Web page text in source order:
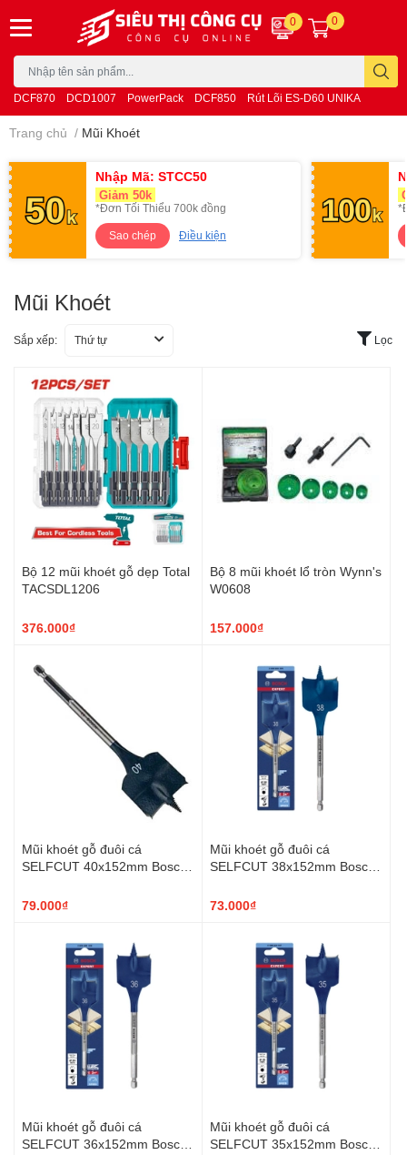
DCF870 DCD1007 PowerPack DCF850 Rút Lõi ES-D60 UNIKA
0 0
Trang chủ / Mũi Khoét
Nhập Mã: STCC50
Giảm 50k
*Đơn Tối Thiểu 700k đồng
Sao chép
Điều kiện
Mũi Khoét
Sắp xếp: Thứ tự Lọc
Bộ 12 mũi khoét gỗ dẹp Total
TACSDL1206
376.000₫
Bộ 8 mũi khoét lổ tròn Wynn's
W0608
157.000₫
Mũi khoét gỗ đuôi cá
SELFCUT 40x152mm Bosch
79.000₫
Mũi khoét gỗ đuôi cá
SELFCUT 38x152mm Bosch
73.000₫
Mũi khoét gỗ đuôi cá
SELFCUT 36x152mm Bosch
Mũi khoét gỗ đuôi cá
SELFCUT 35x152mm Bosch